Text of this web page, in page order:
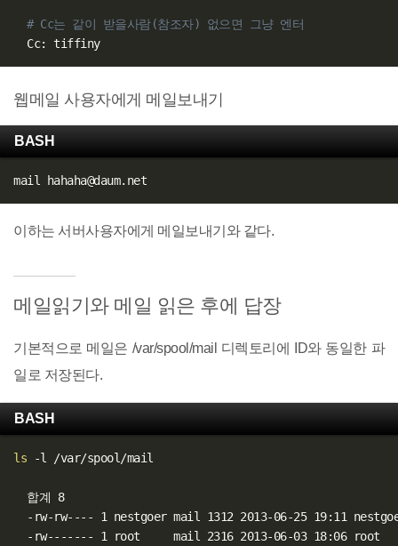
# Cc는 같이 받을사람(참조자) 없으면 그냥 엔터
웹메일 사용자에게 메일보내기
BASH
이하는 서버사용자에게 메일보내기와 같다.
메일읽기와 메일 읽은 후에 답장
기본적으로 메일은 /var/spool/mail 디렉토리에 ID와 동일한 파
일로 저장된다.
BASH
ls -l /var/spool/mail
  합계 8
-rw-rw---- 1 nestgoer mail 1312 2013-06-25 19:11